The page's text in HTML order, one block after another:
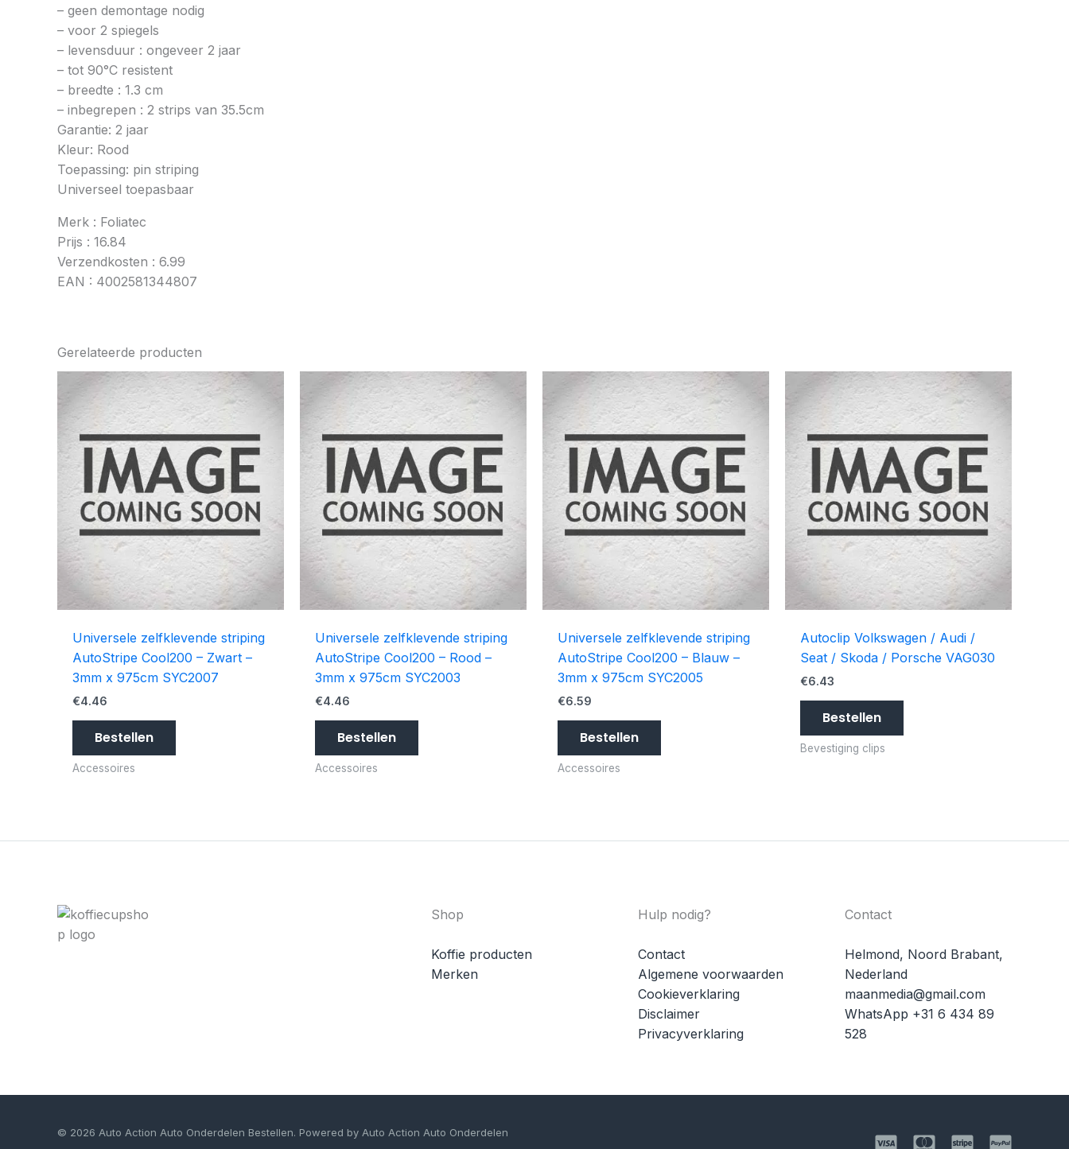
– geen demontage nodig
– voor 2 spiegels
– levensduur : ongeveer 2 jaar
– tot 90°C resistent
– breedte : 1.3 cm
– inbegrepen : 2 strips van 35.5cm
Garantie: 2 jaar
Kleur: Rood
Toepassing: pin striping
Universeel toepasbaar
Merk : Foliatec
Prijs : 16.84
Verzendkosten : 6.99
EAN : 4002581344807
Gerelateerde producten
Universele zelfklevende striping
AutoStripe Cool200 – Zwart –
3mm x 975cm SYC2007
€4.46
Bestellen
Accessoires
Universele zelfklevende striping
AutoStripe Cool200 – Rood –
3mm x 975cm SYC2003
€4.46
Bestellen
Accessoires
Universele zelfklevende striping
AutoStripe Cool200 – Blauw –
3mm x 975cm SYC2005
€6.59
Bestellen
Accessoires
Autoclip Volkswagen / Audi /
Seat / Skoda / Porsche VAG030
€6.43
Bestellen
Bevestiging clips
Shop
Koffie producten
Merken
Hulp nodig?
Contact
Algemene voorwaarden
Cookieverklaring
Disclaimer
Privacyverklaring
Contact
Helmond, Noord Brabant,
Nederland
maanmedia@gmail.com
WhatsApp +31 6 434 89
528
© 2026 Auto Action Auto Onderdelen Bestellen. Powered by Auto Action Auto Onderdelen